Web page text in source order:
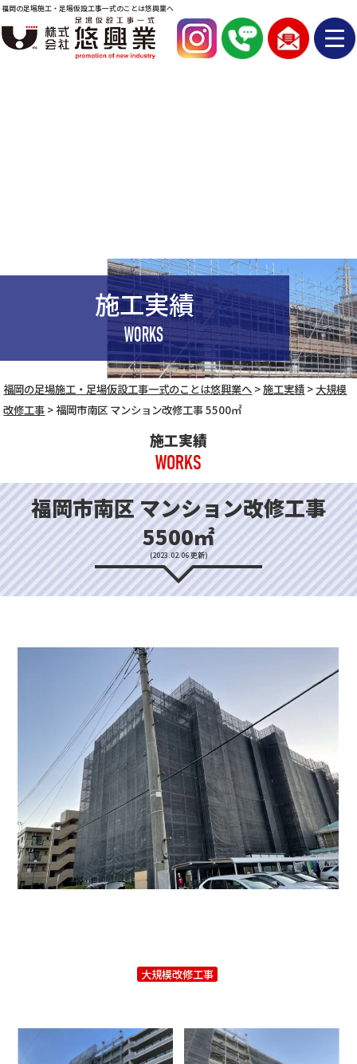
福岡の足場施工・足場仮設工事一式のことは悠興業へ
施工実績
WORKS
福岡の足場施工・足場仮設工事一式のことは悠興業へ >施工実績 > 大規模
改修工事 >福岡市南区 マンション改修工事 5500㎡
施工実績
WORKS
福岡市南区 マンション改修工事
5500㎡
(2023.02.06 更新)
大規模改修工事